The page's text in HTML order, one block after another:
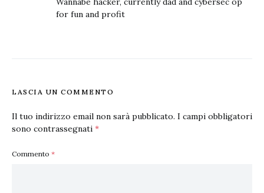
for fun and profit
LASCIA UN COMMENTO
Il tuo indirizzo email non sarà pubblicato. I campi obbligatori
sono contrassegnati *
Commento *